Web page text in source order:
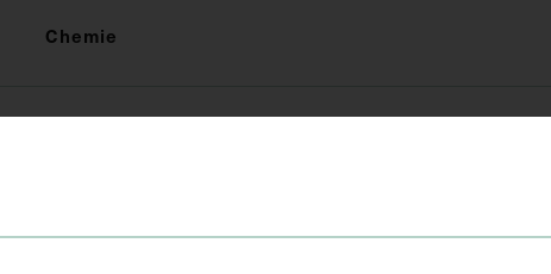
Chemie
Ausschnitt